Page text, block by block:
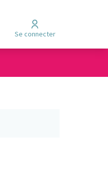
Se connecter